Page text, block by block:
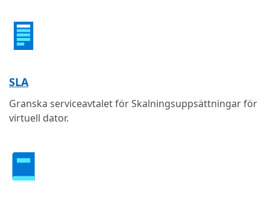
SLA
Granska serviceavtalet för Skalningsuppsättningar för
virtuell dator.